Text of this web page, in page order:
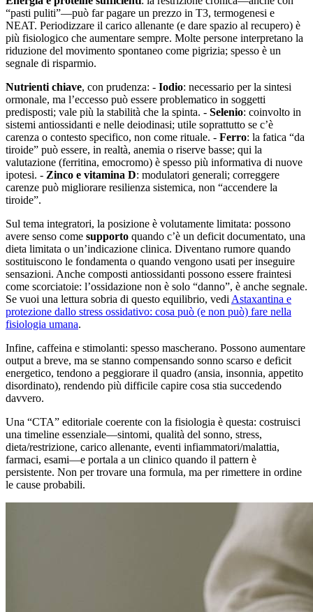
“pasti puliti”—può far pagare un prezzo in T3, termogenesi e
NEAT. Periodizzare il carico allenante (e dare spazio al recupero) è
più fisiologico che aumentare sempre. Molte persone interpretano la
riduzione del movimento spontaneo come pigrizia; spesso è un
segnale di risparmio.
Nutrienti chiave, con prudenza: - Iodio: necessario per la sintesi
ormonale, ma l’eccesso può essere problematico in soggetti
predisposti; vale più la stabilità che la spinta. - Selenio: coinvolto in
sistemi antiossidanti e nelle deiodinasi; utile soprattutto se c’è
carenza o contesto specifico, non come rituale. - Ferro: la fatica “da
tiroide” può essere, in realtà, anemia o riserve basse; qui la
valutazione (ferritina, emocromo) è spesso più informativa di nuove
ipotesi. - Zinco e vitamina D: modulatori generali; correggere
carenze può migliorare resilienza sistemica, non “accendere la
tiroide”.
Sul tema integratori, la posizione è volutamente limitata: possono
avere senso come supporto quando c’è un deficit documentato, una
dieta limitata o un’indicazione clinica. Diventano rumore quando
sostituiscono le fondamenta o quando vengono usati per inseguire
sensazioni. Anche composti antiossidanti possono essere fraintesi
come scorciatoie: l’ossidazione non è solo “danno”, è anche segnale.
Se vuoi una lettura sobria di questo equilibrio, vedi Astaxantina e
protezione dallo stress ossidativo: cosa può (e non può) fare nella
fisiologia umana.
Infine, caffeina e stimolanti: spesso mascherano. Possono aumentare
output a breve, ma se stanno compensando sonno scarso e deficit
energetico, tendono a peggiorare il quadro (ansia, insonnia, appetito
disordinato), rendendo più difficile capire cosa stia succedendo
davvero.
Una “CTA” editoriale coerente con la fisiologia è questa: costruisci
una timeline essenziale—sintomi, qualità del sonno, stress,
dieta/restrizione, carico allenante, eventi infiammatori/malattia,
farmaci, esami—e portala a un clinico quando il pattern è
persistente. Non per trovare una formula, ma per rimettere in ordine
le cause probabili.